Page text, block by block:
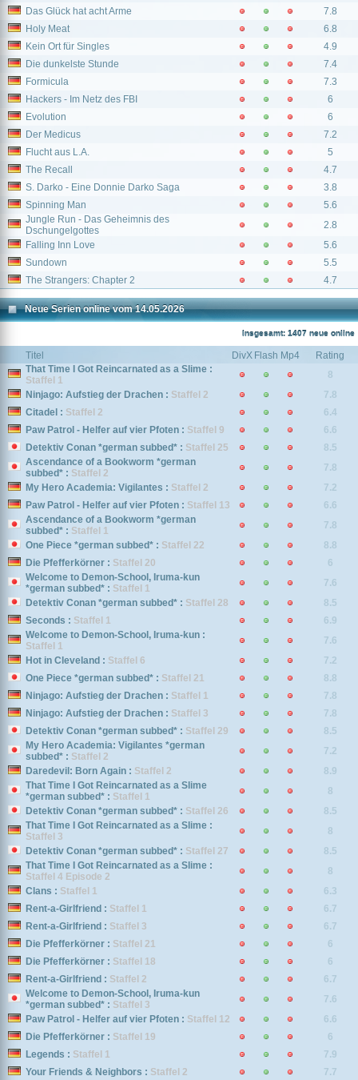
Das Glück hat acht Arme
7.8
Holy Meat
6.8
Kein Ort für Singles
4.9
Die dunkelste Stunde
7.4
Formicula
7.3
Hackers - Im Netz des FBI
6
Evolution
6
Der Medicus
7.2
Flucht aus L.A.
5
The Recall
4.7
S. Darko - Eine Donnie Darko Saga
3.8
Spinning Man
5.6
Jungle Run - Das Geheimnis des
Dschungelgottes
2.8
Falling Inn Love
5.6
Sundown
5.5
The Strangers: Chapter 2
4.7
Neue Serien online vom 14.05.2026
Insgesamt: 1407 neue online
Titel DivX Flash Mp4
Rating
That Time I Got Reincarnated as a Slime :
Staffel 1
8
Ninjago: Aufstieg der Drachen : Staffel 2
7.8
Citadel : Staffel 2
6.4
Paw Patrol - Helfer auf vier Pfoten : Staffel 9
6.6
Detektiv Conan *german subbed* : Staffel 25
8.5
Ascendance of a Bookworm *german
subbed* : Staffel 2
7.8
My Hero Academia: Vigilantes : Staffel 2
7.2
Paw Patrol - Helfer auf vier Pfoten : Staffel 13
6.6
Ascendance of a Bookworm *german
subbed* : Staffel 1
7.8
One Piece *german subbed* : Staffel 22
8.8
Die Pfefferkörner : Staffel 20
6
Welcome to Demon-School, Iruma-kun
*german subbed* : Staffel 1
7.6
Detektiv Conan *german subbed* : Staffel 28
8.5
Seconds : Staffel 1
6.9
Welcome to Demon-School, Iruma-kun :
Staffel 1
7.6
Hot in Cleveland : Staffel 6
7.2
One Piece *german subbed* : Staffel 21
8.8
Ninjago: Aufstieg der Drachen : Staffel 1
7.8
Ninjago: Aufstieg der Drachen : Staffel 3
7.8
Detektiv Conan *german subbed* : Staffel 29
8.5
My Hero Academia: Vigilantes *german
subbed* : Staffel 2
7.2
Daredevil: Born Again : Staffel 2
8.9
That Time I Got Reincarnated as a Slime
*german subbed* : Staffel 1
8
Detektiv Conan *german subbed* : Staffel 26
8.5
That Time I Got Reincarnated as a Slime :
Staffel 3
8
Detektiv Conan *german subbed* : Staffel 27
8.5
That Time I Got Reincarnated as a Slime :
Staffel 4 Episode 2
8
Clans : Staffel 1
6.3
Rent-a-Girlfriend : Staffel 1
6.7
Rent-a-Girlfriend : Staffel 3
6.7
Die Pfefferkörner : Staffel 21
6
Die Pfefferkörner : Staffel 18
6
Rent-a-Girlfriend : Staffel 2
6.7
Welcome to Demon-School, Iruma-kun
*german subbed* : Staffel 3
7.6
Paw Patrol - Helfer auf vier Pfoten : Staffel 12
6.6
Die Pfefferkörner : Staffel 19
6
Legends : Staffel 1
7.9
Your Friends & Neighbors : Staffel 2
7.7